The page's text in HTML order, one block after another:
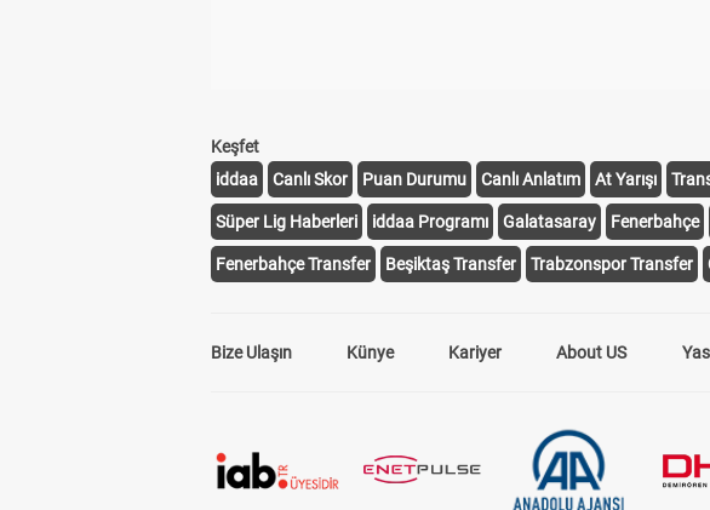
Keşfet
iddaa
Canlı Skor Puan Durumu Canlı Anlatım At Yarışı
Süper Lig Haberleri iddaa Programı Galatasaray Fenerbahçe
Fenerbahçe Transfer Beşiktaş Transfer Trabzonspor Transfer
Bize Ulaşın Künye Kariyer About US